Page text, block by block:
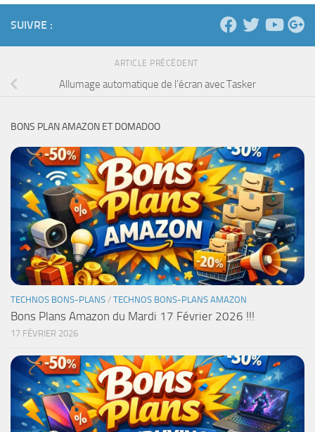
SUIVRE :
ARTICLE PRÉCÉDENT
Allumage automatique de l’écran avec Tasker
BONS PLAN AMAZON ET DOMADOO
TECHNOS BONS-PLANS / TECHNOS BONS-PLANS AMAZON
Bons Plans Amazon du Mardi 17 Février 2026 !!!
17 FÉVRIER 2026